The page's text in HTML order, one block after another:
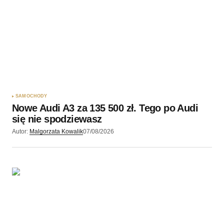
SAMOCHODY
Nowe Audi A3 za 135 500 zł. Tego po Audi
się nie spodziewasz
Autor: Malgorzata Kowalik07/08/2026